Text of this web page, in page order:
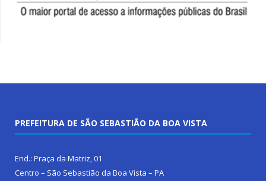
PREFEITURA DE SÃO SEBASTIÃO DA BOA VISTA
End.: Praça da Matriz, 01
Centro – São Sebastião da Boa Vista – PA